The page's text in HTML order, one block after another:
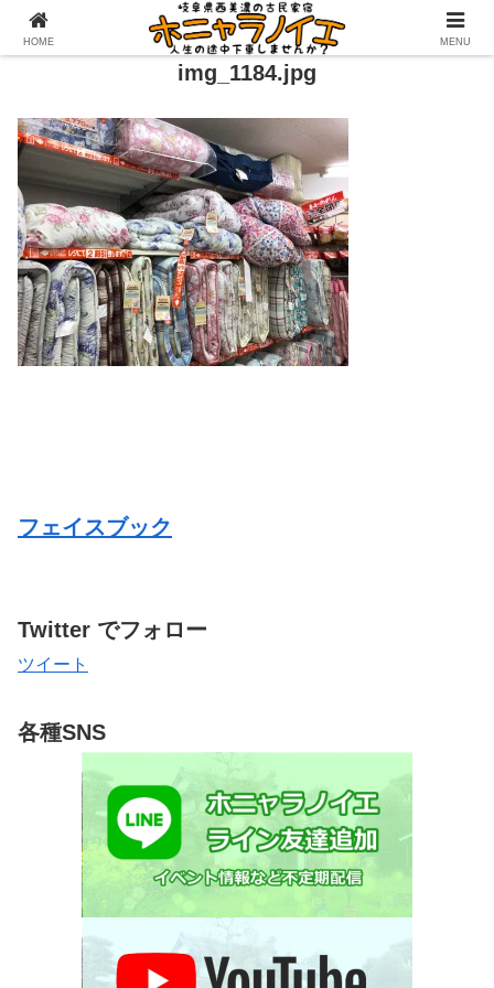
img_1184.jpg
フェイスブック
Twitter でフォロー
ツイート
各種SNS
HOME MENU